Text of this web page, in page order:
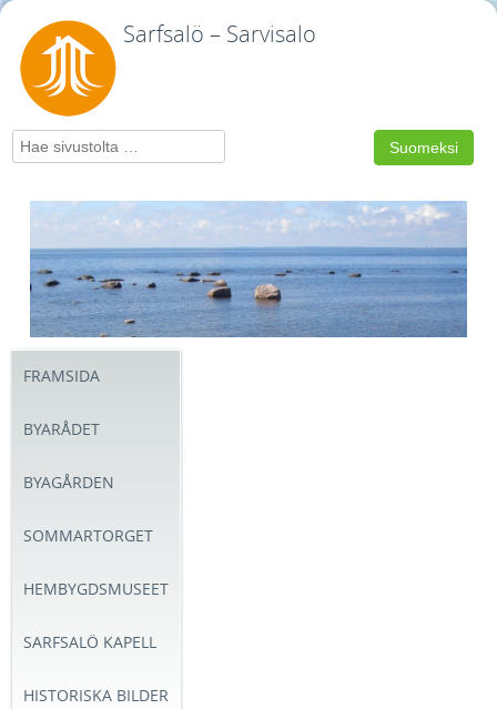
Sarfsalö – Sarvisalo
Suomeksi
Search
FRAMSIDA
BYARÅDET
BYAGÅRDEN
SOMMARTORGET
HEMBYGDSMUSEET
SARFSALÖ KAPELL
HISTORISKA BILDER